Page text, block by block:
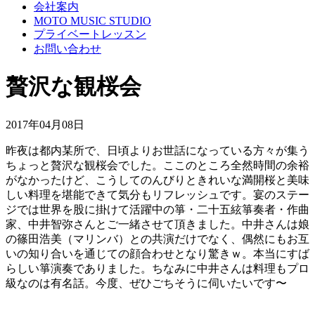
会社案内
MOTO MUSIC STUDIO
プライベートレッスン
お問い合わせ
贅沢な観桜会
2017年04月08日
昨夜は都内某所で、日頃よりお世話になっている方々が集う
ちょっと贅沢な観桜会でした。ここのところ全然時間の余裕
がなかったけど、こうしてのんびりときれいな満開桜と美味
しい料理を堪能できて気分もリフレッシュです。宴のステー
ジでは世界を股に掛けて活躍中の箏・二十五絃箏奏者・作曲
家、中井智弥さんとご一緒させて頂きました。中井さんは娘
の篠田浩美（マリンバ）との共演だけでなく、偶然にもお互
いの知り合いを通じての顔合わせとなり驚きｗ。本当にすば
らしい箏演奏でありました。ちなみに中井さんは料理もプロ
級なのは有名話。今度、ぜひごちそうに伺いたいです〜